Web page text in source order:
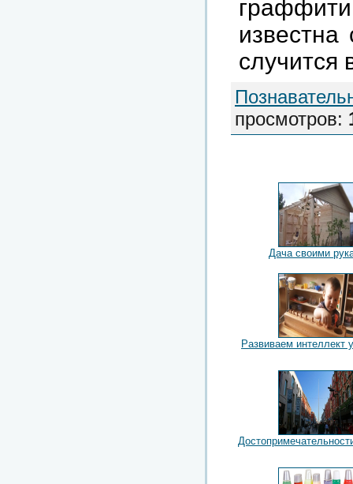
просмотров:
Дача своими
Развиваем интеллект